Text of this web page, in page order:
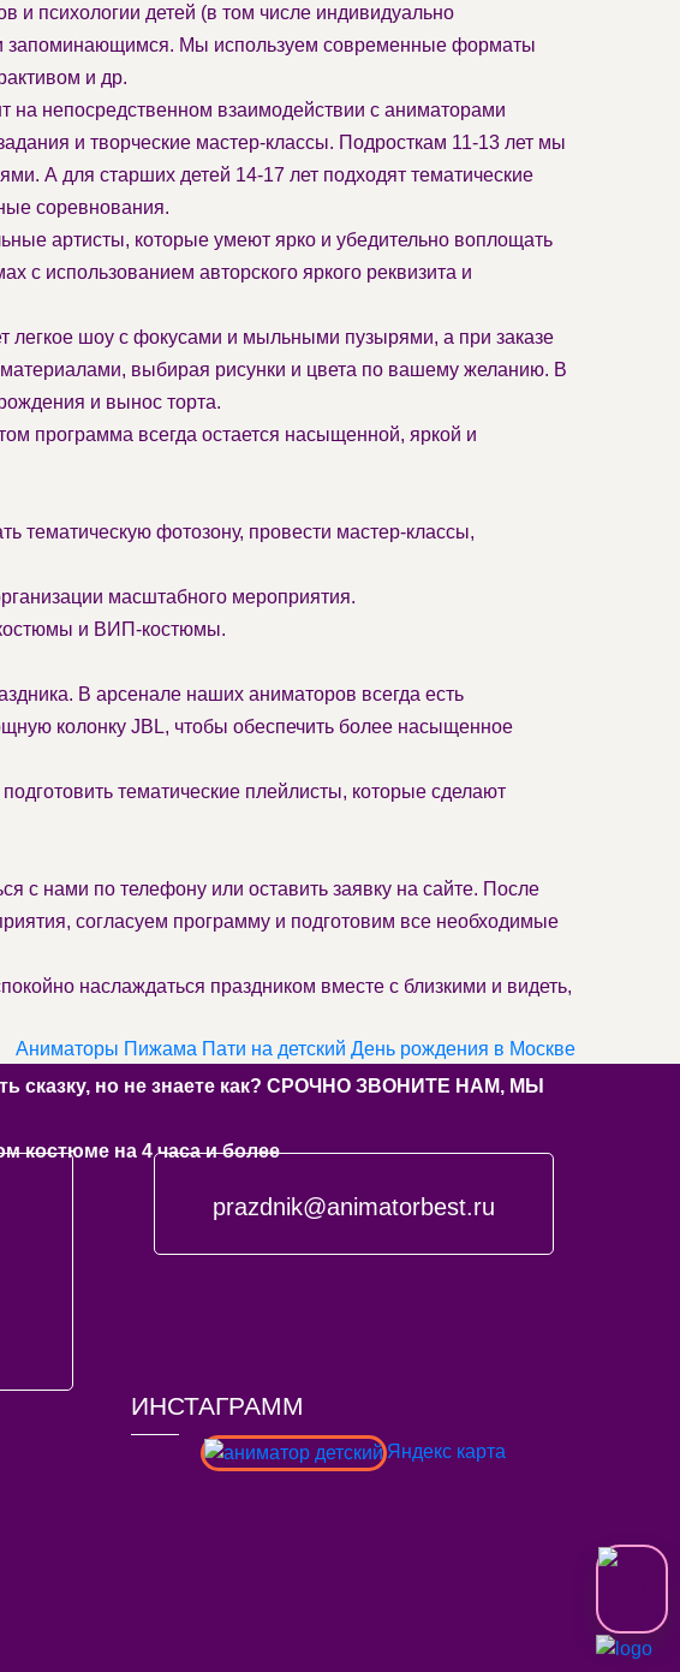
и психологии детей (в том числе индивидуально
запоминающимся. Мы используем современные форматы
и др.
непосредственном взаимодействии с аниматорами
и творческие мастер-классы. Подросткам 11-13 лет мы
А для старших детей 14-17 лет подходят тематические
соревнования.
артисты, которые умеют ярко и убедительно воплощать
с использованием авторского яркого реквизита и
легкое шоу с фокусами и мыльными пузырями, а при заказе
выбирая рисунки и цвета по вашему желанию. В
и вынос торта.
программа всегда остается насыщенной, яркой и
фотозону, провести мастер-классы,
масштабного мероприятия.
и ВИП-костюмы.
В арсенале наших аниматоров всегда есть
колонку JBL, чтобы обеспечить более насыщенное
тематические плейлисты, которые сделают
с нами по телефону или оставить заявку на сайте. После
согласуем программу и подготовим все необходимые
наслаждаться праздником вместе с близкими и видеть,
Аниматоры Пижама Пати на детский День рождения в Москве
сказку, но не знаете как? СРОЧНО ЗВОНИТЕ НАМ, МЫ
костюме на 4 часа и более
prazdnik@animatorbest.ru
ИНСТАГРАММ
Яндекс карта